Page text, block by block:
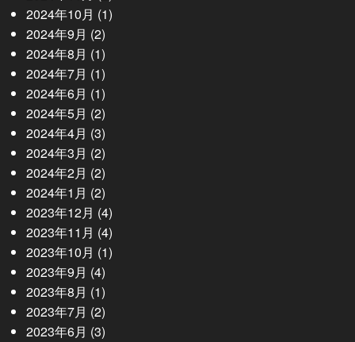
2024年10月 (1)
2024年9月 (2)
2024年8月 (1)
2024年7月 (1)
2024年6月 (1)
2024年5月 (2)
2024年4月 (3)
2024年3月 (2)
2024年2月 (2)
2024年1月 (2)
2023年12月 (4)
2023年11月 (4)
2023年10月 (1)
2023年9月 (4)
2023年8月 (1)
2023年7月 (2)
2023年6月 (3)